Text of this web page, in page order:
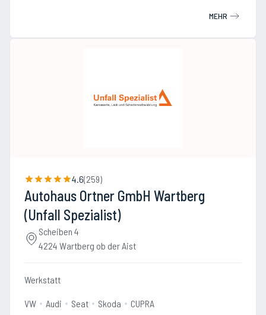
MEHR
4.6(259)
Autohaus Ortner GmbH Wartberg
(Unfall Spezialist)
Scheiben 4
4224 Wartberg ob der Aist
Werkstatt
VW Audi Seat Skoda CUPRA